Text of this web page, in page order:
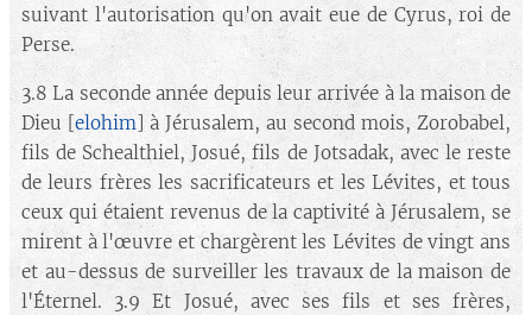
suivant l'autorisation qu'on avait eue de Cyrus, roi de
Perse.
3.8 La seconde année depuis leur arrivée à la maison de
Dieu [ elohim ] à Jérusalem, au second mois, Zorobabel,
fils de Schealthiel, Josué, fils de Jotsadak, avec le reste
de leurs frères les sacrificateurs et les Lévites, et tous
ceux qui étaient revenus de la captivité à Jérusalem, se
mirent à l'œuvre et chargèrent les Lévites de vingt ans
et au-dessus de surveiller les travaux de la maison de
l'Éternel. 3.9 Et Josué, avec ses fils et ses frères,